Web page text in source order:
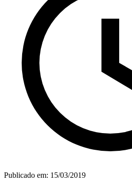
Publicado em: 15/03/2019